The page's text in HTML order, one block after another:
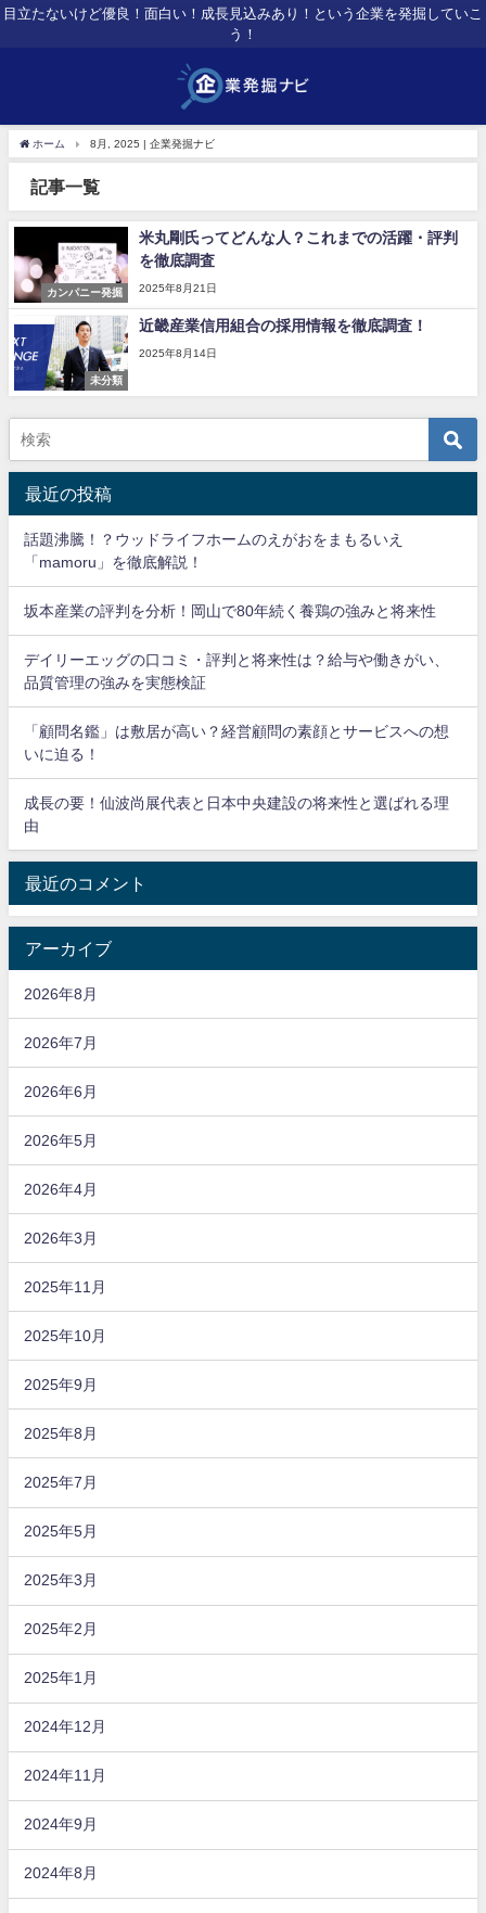
目立たないけど優良！面白い！成長見込みあり！という企業を発掘していこ
う！
ホーム 8月, 2025 | 企業発掘ナビ
記事一覧
カンパニー発掘
米丸剛氏ってどんな人？これまでの活躍・評判
を徹底調査
2025年8月21日
未分類
近畿産業信用組合の採用情報を徹底調査！
2025年8月14日
最近の投稿
話題沸騰！？ウッドライフホームのえがおをまもるいえ
「mamoru」を徹底解説！
坂本産業の評判を分析！岡山で80年続く養鶏の強みと将来性
デイリーエッグの口コミ・評判と将来性は？給与や働きがい、
品質管理の強みを実態検証
「顧問名鑑」は敷居が高い？経営顧問の素顔とサービスへの想
いに迫る！
成長の要！仙波尚展代表と日本中央建設の将来性と選ばれる理
由
最近のコメント
アーカイブ
2026年8月
2026年7月
2026年6月
2026年5月
2026年4月
2026年3月
2025年11月
2025年10月
2025年9月
2025年8月
2025年7月
2025年5月
2025年3月
2025年2月
2025年1月
2024年12月
2024年11月
2024年9月
2024年8月